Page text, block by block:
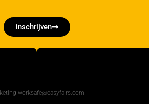
inschrijven
worksafe@easyfairs.com